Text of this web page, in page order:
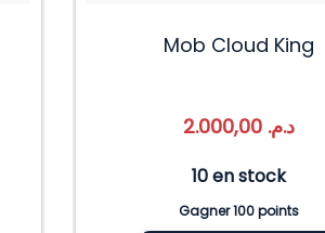
Mob Cloud King
د.م. 2.000,00
10 en stock
Gagner 100 points